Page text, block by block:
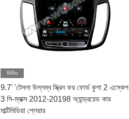
ভিডিও
9.7' 'টেসলা উল্লম্ব স্ক্রিন ফর ফোর্ড কুগা 2 এস্কেপ
3 সি-ম্যাক্স 2012-20198 অ্যান্ড্রয়েড কার
মাল্টিমিডিয়া প্লেয়ার